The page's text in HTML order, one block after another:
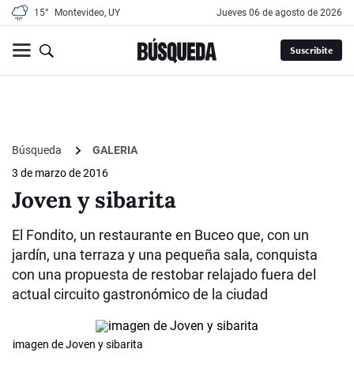
15° Montevideo, UY jueves 06 de agosto de 2026
Suscribite
Búsqueda
GALERIA
3 de marzo de 2016
Joven y sibarita
El Fondito, un restaurante en Buceo que, con un
jardín, una terraza y una pequeña sala, conquista
con una propuesta de restobar relajado fuera del
actual circuito gastronómico de la ciudad
imagen de Joven y sibarita